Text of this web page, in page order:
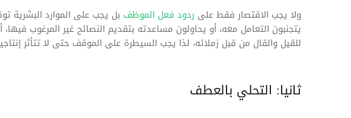
ولا يجب الاقتصار فقط على ردود فعل الموظف بل يجب على الموارد البشرية
يتجنبون التعامل معه، أو يحاولون مساعدته بتقديم النصائح غير المرغوب
للقيل والقال من قبل زملائه، لذا يجب السيطرة على الموقف حتى لا تتأثر
ثانيا: التحلي بالعطف